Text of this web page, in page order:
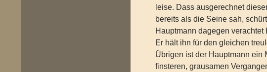
leise. Dass ausgerechnet
bereits als die Seine sah,
Hauptmann dagegen
Er hält ihn für den gleichen
Übrigen ist der Hauptmann ein
finsteren, grausamen